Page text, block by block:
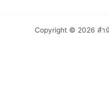
Copyright © 2026 สำ